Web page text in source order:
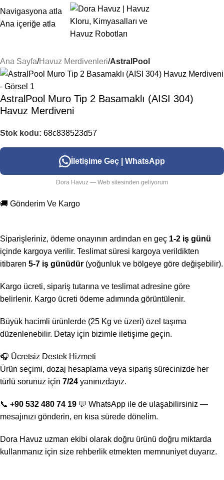
Navigasyona atla
Ana içeriğe atla
Ana Sayfa Havuz Merdivenleri AstralPool
AstralPool Muro Tip 2 Basamaklı (AISI 304)
Havuz Merdiveni
Stok kodu: 68c838523d57
İletişime Geç | WhatsApp
Dora Havuz — Web sitesinden geliyorum
🚚 Gönderim Ve Kargo
Siparişleriniz, ödeme onayının ardından en geç 1-2 iş günü
içinde kargoya verilir. Teslimat süresi kargoya verildikten
itibaren 5-7 iş günüdür (yoğunluk ve bölgeye göre değişebilir).
Kargo ücreti, sipariş tutarına ve teslimat adresine göre
belirlenir. Kargo ücreti ödeme adımında görüntülenir.
Büyük hacimli ürünlerde (25 Kg ve üzeri) özel taşıma
düzenlenebilir. Detay için bizimle iletişime geçin.
🎧 Ücretsiz Destek Hizmeti
Ürün seçimi, dozaj hesaplama veya sipariş sürecinizde her
türlü sorunuz için 7/24 yanınızdayız.
📞 +90 532 480 74 19 💬 WhatsApp ile de ulaşabilirsiniz —
mesajınızı gönderin, en kısa sürede dönelim.
Dora Havuz uzman ekibi olarak doğru ürünü doğru miktarda
kullanmanız için size rehberlik etmekten memnuniyet duyarız.